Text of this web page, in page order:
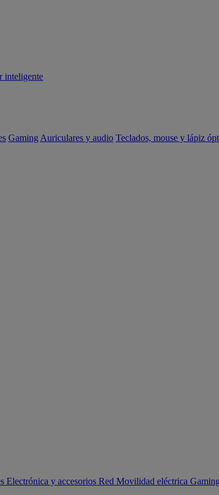
inteligente
Gaming Auriculares y audio Teclados, mouse y lápiz
Electrónica y accesorios Red Movilidad eléctrica